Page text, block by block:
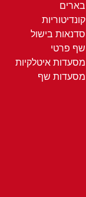
בארים
קונדיטוריות
סדנאות בישול
שף פרטי
מסעדות איטלקיות
מסעדות שף